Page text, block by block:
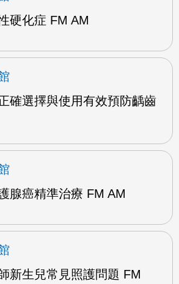
硬化症 FM AM
確選擇與使用有效預防齲齒
腺癌精準治療 FM AM
新生兒常見照護問題 FM